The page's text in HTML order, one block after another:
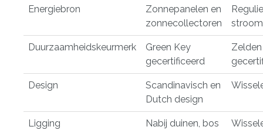
Energiebron
Zonnepanelen en
zonnecollectoren
Duurzaamheidskeurmerk
Green Key
gecertificeerd
Zelden
Design
Scandinavisch en
Dutch design
Ligging
Nabij duinen, bos